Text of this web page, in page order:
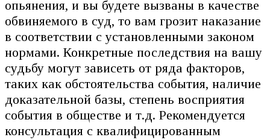
опьянения, и вы будете вызваны в качестве
обвиняемого в суд, то вам грозит наказание
в соответствии с установленными законом
нормами. Конкретные последствия на вашу
судьбу могут зависеть от ряда факторов,
таких как обстоятельства события, наличие
доказательной базы, степень восприятия
события в обществе и т.д. Рекомендуется
консультация с квалифицированным